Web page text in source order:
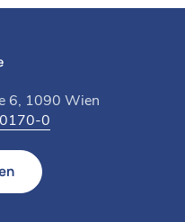
6, 1090 Wien
0